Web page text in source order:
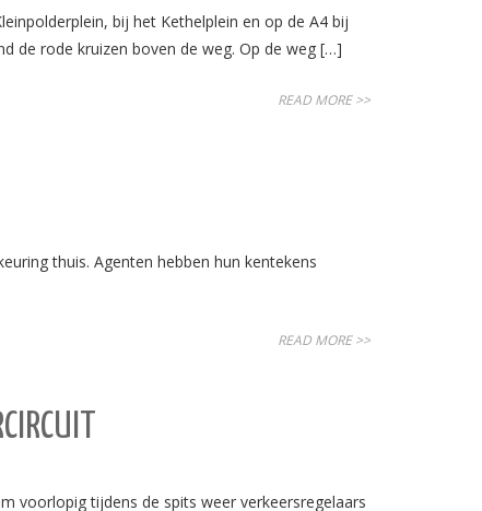
bij het Kethelplein en op de A4 bij
de rode kruizen boven de weg. Op de weg […]
READ MORE >>
thuis. Agenten hebben hun kentekens
READ MORE >>
voorlopig tijdens de spits weer verkeersregelaars